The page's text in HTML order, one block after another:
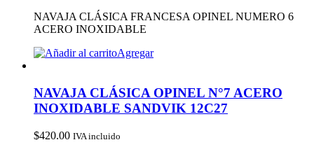
NAVAJA CLÁSICA FRANCESA OPINEL NUMERO 6
ACERO INOXIDABLE
Agregar
NAVAJA CLÁSICA OPINEL N°7 ACERO
INOXIDABLE SANDVIK 12C27
$420.00 IVA incluido